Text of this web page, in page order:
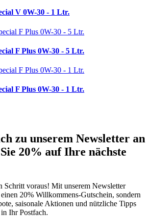
V 0W-30 - 1 Ltr.
F Plus 0W-30 - 5 Ltr.
F Plus 0W-30 - 1 Ltr.
zu unserem Newsletter an
20% auf Ihre nächste
Schritt voraus! Mit unserem Newsletter
20% Willkommens-Gutschein, sondern
saisonale Aktionen und nützliche Tipps
Ihr Postfach.